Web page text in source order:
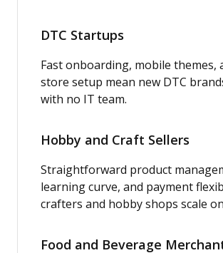
DTC Startups
Fast onboarding, mobile themes,
store setup mean new DTC
with no IT team.
Hobby and Craft Sellers
Straightforward product
learning curve, and payment
crafters and hobby shops scale
Food and Beverage